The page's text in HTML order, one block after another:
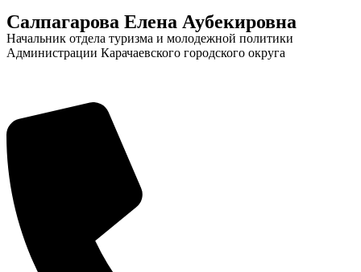
Салпагарова Елена Аубекировна
Начальник отдела туризма и молодежной политики
Администрации Карачаевского городского округа